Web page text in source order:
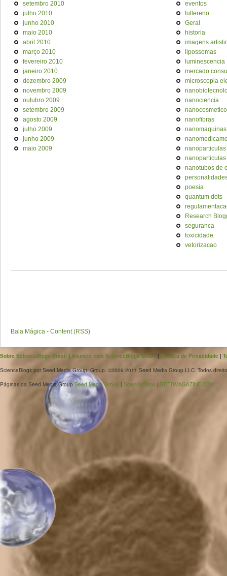
setembro 2010
julho 2010
junho 2010
maio 2010
abril 2010
março 2010
fevereiro 2010
janeiro 2010
dezembro 2009
novembro 2009
outubro 2009
setembro 2009
agosto 2009
julho 2009
junho 2009
maio 2009
eventos
fullereno
Geral
historia
imagens
lipossomas
luminescencia
mercado
microscopia
nanociencia
nanofibras
nanomaquinas
nanotubos de
poesia
quantum dots
Research
seguranca
toxicidade
vetorizacao
Bala Mágica - Content (RSS)
Sobre ScienceBlogs Brasil | Anuncie com ScienceBlogs Brasil | Política de Privacidade |
ScienceBlogs por Seed Media Group. Group. ©2006-2011 Seed Media Group LLC. Todos
Páginas da Seed Media Group Seed Media Group | ScienceBlogs | SEEDMAGAZINE.COM